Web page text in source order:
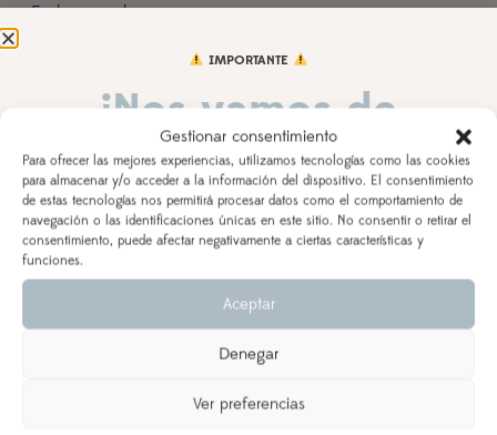
Gestionar consentimiento
Para ofrecer las mejores experiencias, utilizamos tecnologías como las cookies
para almacenar y/o acceder a la información del dispositivo. El consentimiento
de estas tecnologías nos permitirá procesar datos como el comportamiento de
navegación o las identificaciones únicas en este sitio. No consentir o retirar el
consentimiento, puede afectar negativamente a ciertas características y
funciones.
Aceptar
Denegar
Ver preferencias
Fecha cumple
AÑADIR AL CARRITO
1 VALORACIÓN ENCONJUNTO CORONA
MINT
IMPORTANTE
¡Nos vamos de
vacaciones!
DEL 3 AL 21 DE AGOSTO
Los pedidos realizados a partir del 28 de julio
saldrán,
según orden de entrada y tiempo de procesamiento
(indicado en la descripción del producto), a partir del
24 de agosto.
Se priorizarán aquellos realizados con ENVÍO